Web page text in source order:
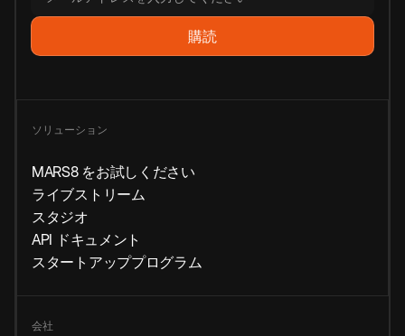
ソリューション
MARS8 をお試しください
ライブストリーム
スタジオ
API ドキュメント
スタートアッププログラム
会社